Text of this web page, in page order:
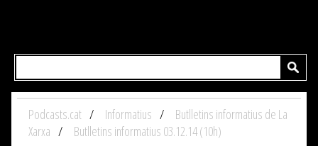
Podcasts.cat Informatius
Butlletins informatius de La
Xarxa
Butlletins informatius 03.12.14 (10h)